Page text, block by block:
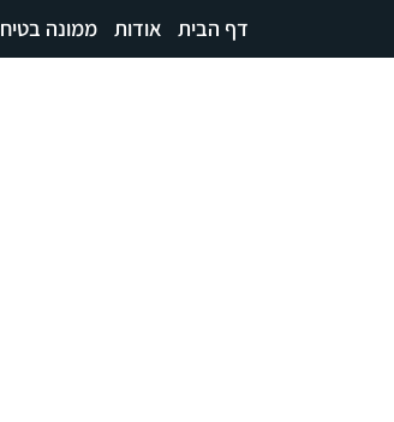
דף הבית אודות ממונה